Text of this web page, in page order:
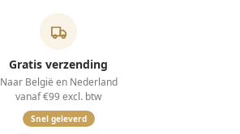
Gratis verzending
Naar België en Nederland
vanaf €99 excl. btw
Snel geleverd